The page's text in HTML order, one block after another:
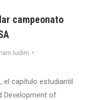
campeonato
el capítulo estudiantil
Development of